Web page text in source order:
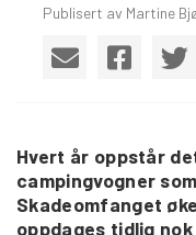
Publisert av Martine
Hvert år oppstår
campingvogner
Skadeomfanget
oppdages tidlig